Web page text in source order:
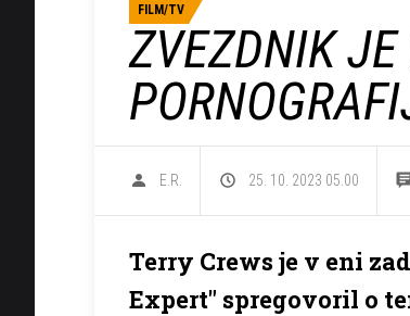
FILM/TV
ZVEZDNIK
E.R. 25. 10. 2023 05.00
Terry Crews je v eni
Expert" spregovoril o